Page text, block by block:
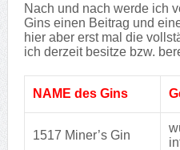
Nach und nach werde ich
Gins einen Beitrag und
hier aber erst mal die
ich derzeit besitze bzw.
NAME des Gins
1517 Miner’s Gin